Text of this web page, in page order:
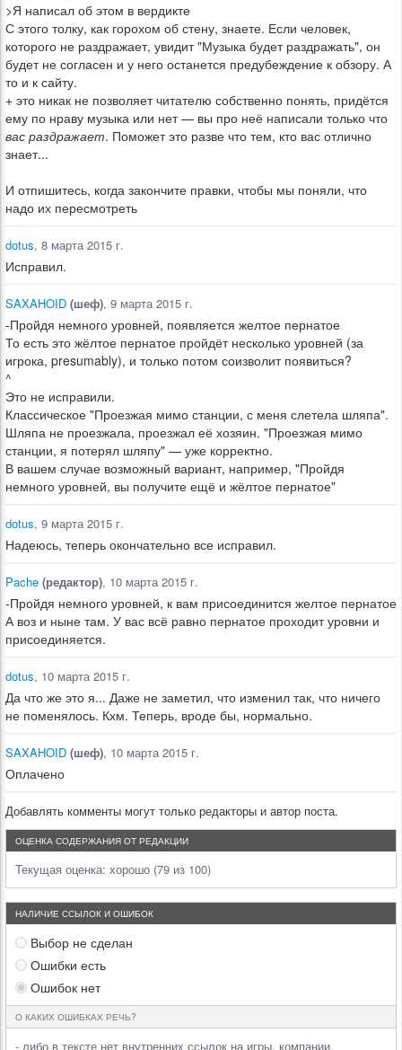
>Я написал об этом в вердикте
С этого толку, как горохом об стену, знаете. Если человек,
которого не раздражает, увидит "Музыка будет раздражать", он
будет не согласен и у него останется предубеждение к обзору. А
то и к сайту.
+ это никак не позволяет читателю собственно понять, придётся
ему по нраву музыка или нет — вы про неё написали только что
вас раздражает. Поможет это разве что тем, кто вас отлично
знает...
И отпишитесь, когда закончите правки, чтобы мы поняли, что
надо их пересмотреть
dotus, 8 марта 2015 г.
Исправил.
SAXAHOID (шеф), 9 марта 2015 г.
-Пройдя немного уровней, появляется желтое пернатое
То есть это жёлтое пернатое пройдёт несколько уровней (за
игрока, presumably), и только потом соизволит появиться?
^
Это не исправили.
Классическое "Проезжая мимо станции, с меня слетела шляпа".
Шляпа не проезжала, проезжал её хозяин. "Проезжая мимо
станции, я потерял шляпу" — уже корректно.
В вашем случае возможный вариант, например, "Пройдя
немного уровней, вы получите ещё и жёлтое пернатое"
dotus, 9 марта 2015 г.
Надеюсь, теперь окончательно все исправил.
Pache (редактор), 10 марта 2015 г.
-Пройдя немного уровней, к вам присоединится желтое пернатое
А воз и ныне там. У вас всё равно пернатое проходит уровни и
присоединяется.
dotus, 10 марта 2015 г.
Да что же это я... Даже не заметил, что изменил так, что ничего
не поменялось. Кхм. Теперь, вроде бы, нормально.
SAXAHOID (шеф), 10 марта 2015 г.
Оплачено
Добавлять комменты могут только редакторы и автор поста.
ОЦЕНКА СОДЕРЖАНИЯ ОТ РЕДАКЦИИ
Текущая оценка: хорошо (79 из 100)
НАЛИЧИЕ ССЫЛОК И ОШИБОК
Выбор не сделан
Ошибки есть
Ошибок нет
О КАКИХ ОШИБКАХ РЕЧЬ?
- либо в тексте нет внутренних ссылок на игры, компании,